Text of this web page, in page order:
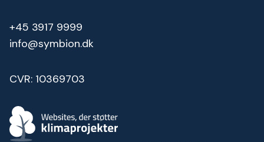
+45 3917 9999
info@symbion.dk
CVR: 10369703